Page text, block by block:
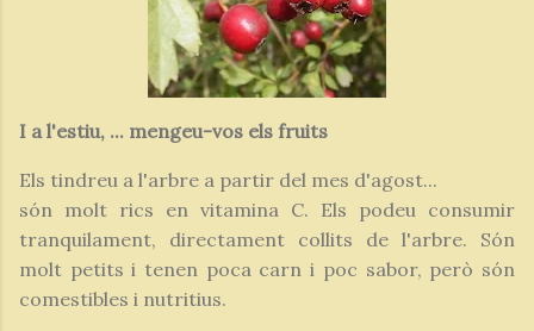
I a l'estiu, ... mengeu-vos els fruits
Els tindreu a l'arbre a partir del mes d'agost...
són molt rics en vitamina C. Els podeu consumir
tranquilament, directament collits de l'arbre. Són
molt petits i tenen poca carn i poc sabor, però són
comestibles i nutritius.